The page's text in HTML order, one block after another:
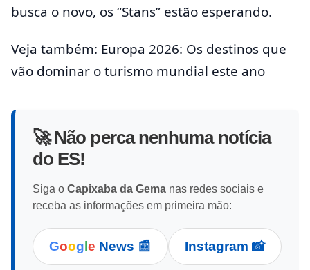
busca o novo, os “Stans” estão esperando.
Veja também: Europa 2026: Os destinos que
vão dominar o turismo mundial este ano
🚀 Não perca nenhuma notícia
do ES!
Siga o Capixaba da Gema nas redes sociais e
receba as informações em primeira mão:
Goog le News 📰 Instagram 📸